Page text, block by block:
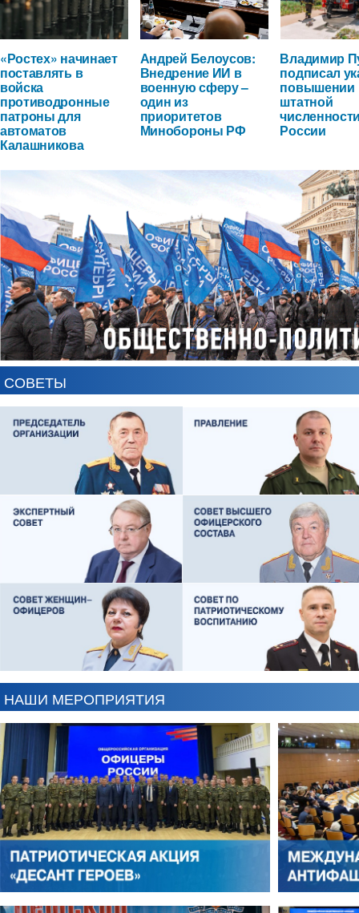
«Ростех» начинает
поставлять в
войска
противодронные
патроны для
автоматов
Калашникова
Андрей Белоусов:
Внедрение ИИ в
военную сферу –
один из
приоритетов
Минобороны РФ
Владимир
подписал
повышении
штатной
России
СОВЕТЫ
НАШИ МЕРОПРИЯТИЯ
ЕВГЕНИЙ ЧЕРДАКОВ
АНТОН ЦВЕТКОВ
АЛЕКСАНДР ЯНЕВСКИЙ
ОЛЕГ ЛОГУНОВ
ВИКТОР ЛИТОВКИН
АЛЕКСЕЙ ФИЛАТОВ